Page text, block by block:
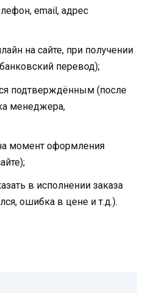
email, адрес
на сайте, при получении
перевод);
подтверждённым (после
менеджера,
момент оформления
в исполнении заказа
ошибка в цене и т.д.).